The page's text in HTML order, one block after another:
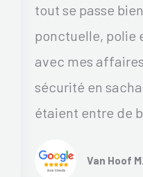
tout se passe
ponctuelle, polie
avec mes
sécurité en
étaient entre de
Van Hoof M.